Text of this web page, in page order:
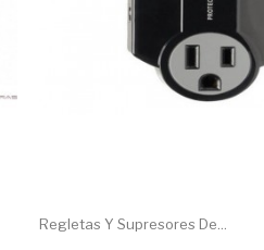
Regletas Y Supresores De...